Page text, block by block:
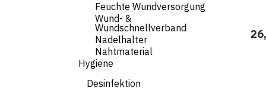
Feuchte Wundversorgung
Wund- &
Wundschnellverband
Nadelhalter
Nahtmaterial
Hygiene
Desinfektion
•
•